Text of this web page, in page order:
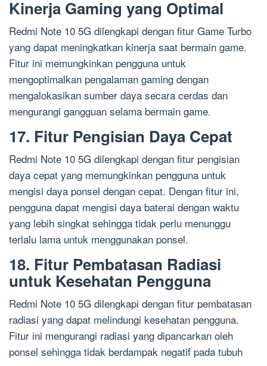
Kinerja Gaming yang Optimal
Redmi Note 10 5G dilengkapi dengan fitur Game Turbo
yang dapat meningkatkan kinerja saat bermain game.
Fitur ini memungkinkan pengguna untuk
mengoptimalkan pengalaman gaming dengan
mengalokasikan sumber daya secara cerdas dan
mengurangi gangguan selama bermain game.
17. Fitur Pengisian Daya Cepat
Redmi Note 10 5G dilengkapi dengan fitur pengisian
daya cepat yang memungkinkan pengguna untuk
mengisi daya ponsel dengan cepat. Dengan fitur ini,
pengguna dapat mengisi daya baterai dengan waktu
yang lebih singkat sehingga tidak perlu menunggu
terlalu lama untuk menggunakan ponsel.
18. Fitur Pembatasan Radiasi
untuk Kesehatan Pengguna
Redmi Note 10 5G dilengkapi dengan fitur pembatasan
radiasi yang dapat melindungi kesehatan pengguna.
Fitur ini mengurangi radiasi yang dipancarkan oleh
ponsel sehingga tidak berdampak negatif pada tubuh